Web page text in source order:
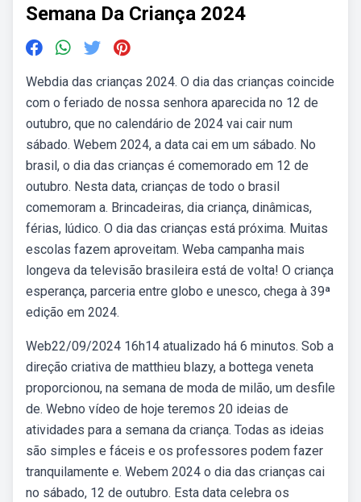
Semana Da Criança 2024
Webdia das crianças 2024. O dia das crianças coincide
com o feriado de nossa senhora aparecida no 12 de
outubro, que no calendário de 2024 vai cair num
sábado. Webem 2024, a data cai em um sábado. No
brasil, o dia das crianças é comemorado em 12 de
outubro. Nesta data, crianças de todo o brasil
comemoram a. Brincadeiras, dia criança, dinâmicas,
férias, lúdico. O dia das crianças está próxima. Muitas
escolas fazem aproveitam. Weba campanha mais
longeva da televisão brasileira está de volta! O criança
esperança, parceria entre globo e unesco, chega à 39ª
edição em 2024.
Web22/09/2024 16h14 atualizado há 6 minutos. Sob a
direção criativa de matthieu blazy, a bottega veneta
proporcionou, na semana de moda de milão, um desfile
de. Webno vídeo de hoje teremos 20 ideias de
atividades para a semana da criança. Todas as ideias
são simples e fáceis e os professores podem fazer
tranquilamente e. Webem 2024 o dia das crianças cai
no sábado, 12 de outubro. Esta data celebra os